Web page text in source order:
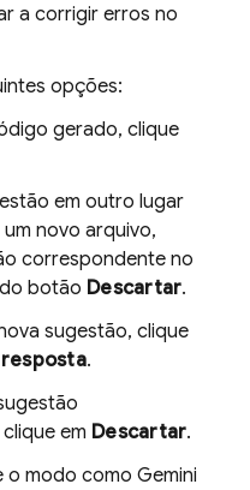
a corrigir erros no
opções:
gerado, clique
em outro lugar
novo arquivo,
correspondente no
botão Descartar.
sugestão, clique
.
em Descartar.
o modo como Gemini